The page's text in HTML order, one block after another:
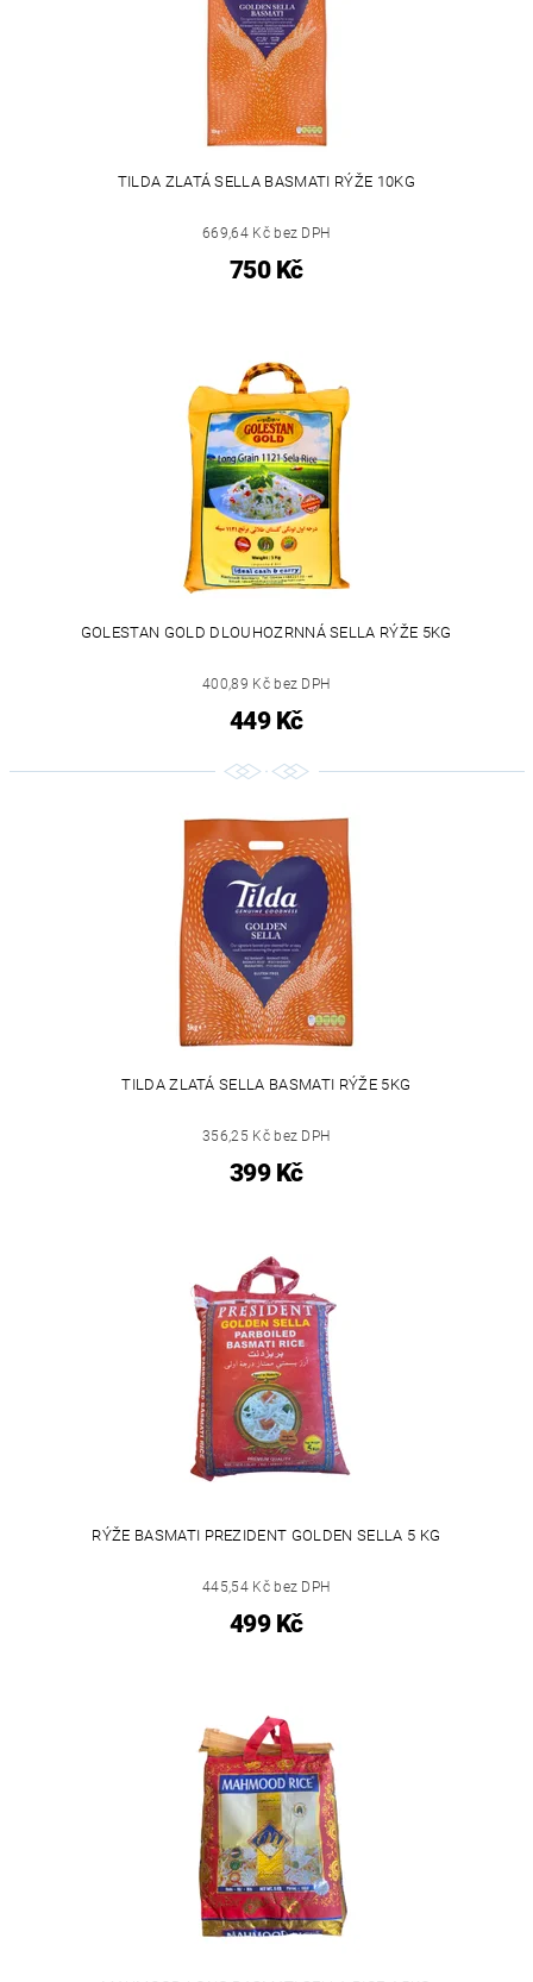
TILDA ZLATÁ SELLA BASMATI RÝŽE 10KG
669,64 Kč bez DPH
750 Kč
GOLESTAN GOLD DLOUHOZRNNÁ SELLA RÝŽE 5KG
400,89 Kč bez DPH
449 Kč
TILDA ZLATÁ SELLA BASMATI RÝŽE 5KG
356,25 Kč bez DPH
399 Kč
RÝŽE BASMATI PREZIDENT GOLDEN SELLA 5 KG
445,54 Kč bez DPH
499 Kč